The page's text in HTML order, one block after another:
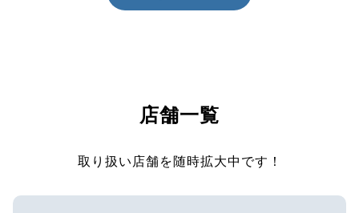
店舗一覧
取り扱い店舗を随時拡大中です！